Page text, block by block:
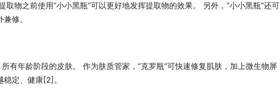
物之前使用“小小黑瓶”可以更好地发挥提取物的效果。 另外，“小小黑瓶”还可
修。
有年龄阶段的皮肤。 作为肤质管家，“克罗瓶”可快速修复肌肤，加上微生物屏
定、健康[2]。